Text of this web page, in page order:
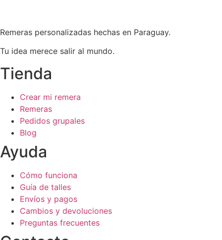
Remeras personalizadas hechas en Paraguay.
Tu idea merece salir al mundo.
Tienda
Crear mi remera
Remeras
Pedidos grupales
Blog
Ayuda
Cómo funciona
Guía de talles
Envíos y pagos
Cambios y devoluciones
Preguntas frecuentes